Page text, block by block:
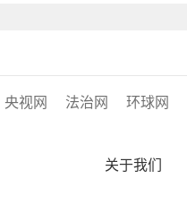
央视网 法治网 环球网
关于我们